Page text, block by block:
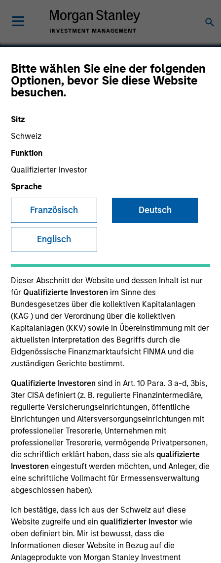
Bitte wählen Sie eine der folgenden
Optionen, bevor Sie diese Website
besuchen.
Sitz
Schweiz
Funktion
Qualifizierter Investor
Sprache
Französisch Deutsch
Englisch
Dieser Abschnitt der Website und dessen Inhalt ist nur
für Qualifizierte Investoren im Sinne des
Bundesgesetzes über die kollektiven Kapitalanlagen
(KAG ) und der Verordnung über die kollektiven
Kapitalanlagen (KKV) sowie in Übereinstimmung mit der
aktuellsten Interpretation des Begriffs durch die
Eidgenössische Finanzmarktaufsicht FINMA und die
zuständigen Gerichte bestimmt.
Qualifizierte Investoren sind in Art. 10 Para. 3 a-d, 3bis,
3ter CISA definiert (z. B. regulierte Finanzintermediäre,
regulierte Versicherungseinrichtungen, öffentliche
Einrichtungen und Altersversorgungseinrichtungen mit
professioneller Tresorerie, Unternehmen mit
professioneller Tresorerie, vermögende Privatpersonen,
die schriftlich erklärt haben, dass sie alsqualifizierte
Investoren eingestuft werden möchten, und Anleger, die
eine schriftliche Vollmacht für Ermessensverwaltung
abgeschlossen haben).
Ich bestätige, dass ich aus der Schweiz auf diese
Website zugreife und ein qualifizierter Investor wie
oben definiert bin. Mir ist bewusst, dass die
Informationen dieser Website in Bezug auf die
Anlageprodukte von Morgan Stanley Investment
FoodScience
SECTOR
United States
Invested on
Nov 2024
Transaction Type
Buyout
FoodScience is a leading provider of pet and human
nutritional supplements with in-house
manufacturing capabilities.
View Current Employment Opportunities
View Site
Board Membership
James R. Stewart,Aaron Sack,,Maxwell
Waterous